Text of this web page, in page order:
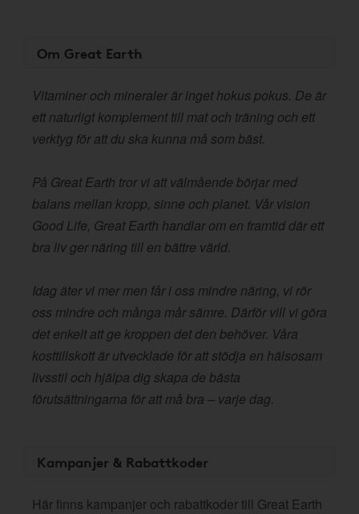
Om Great Earth
Vitaminer och mineraler är inget hokus pokus. De är
ett naturligt komplement till mat och träning och ett
verktyg för att du ska kunna må som bäst.
På Great Earth tror vi att välmående börjar med
balans mellan kropp, sinne och planet. Vår vision
Good Life, Great Earth handlar om en framtid där ett
bra liv ger näring till en bättre värld.
Idag äter vi mer men får i oss mindre näring, vi rör
oss mindre och många mår sämre. Därför vill vi göra
det enkelt att ge kroppen det den behöver. Våra
kosttillskott är utvecklade för att stödja en hälsosam
livsstil och hjälpa dig skapa de bästa
förutsättningarna för att må bra – varje dag.
Kampanjer & Rabattkoder
Här finns kampanjer och rabattkoder till Great Earth